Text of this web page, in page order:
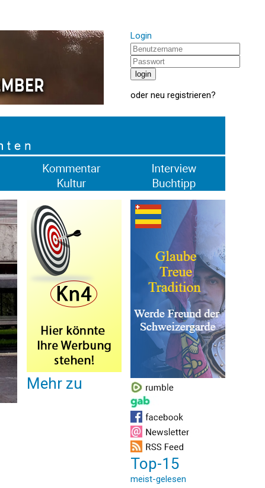
Login
oder neu registrieren?
Mehr zu
Top-15
meist-gelesen